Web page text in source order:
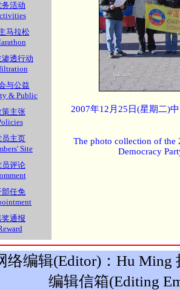
务活动
马拉松
渗透行动
与公益
& Public
策主张
员主页
Site
员评论
部任免
奖通报
2007年12月25日(星期二)
The photo collection of the
Democracy
络编辑(Editor)：Hu Ming
编辑信箱(Editing